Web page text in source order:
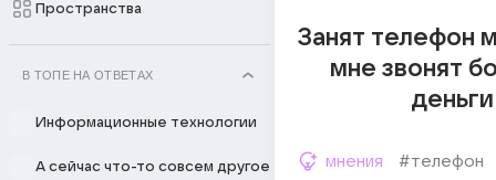
Пространства
В ТОПЕ НА ОТВЕТАХ
Информационные технологии
А сейчас что-то совсем другое
Занят телефон
мне звонят
деньги
мнения #телефон